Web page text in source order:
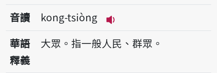
音讀
kong-tsiòng
播放音讀kong-tsiòng
華語
釋義
大眾。指一般人民、群眾。